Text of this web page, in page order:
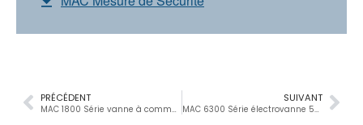
SUIVANT
PRÉCÉDENT